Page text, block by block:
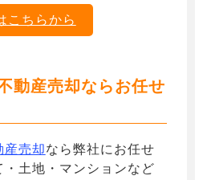
こちらから
動産売却ならお任せ
産売却なら弊社にお任せ
・土地・マンションなど